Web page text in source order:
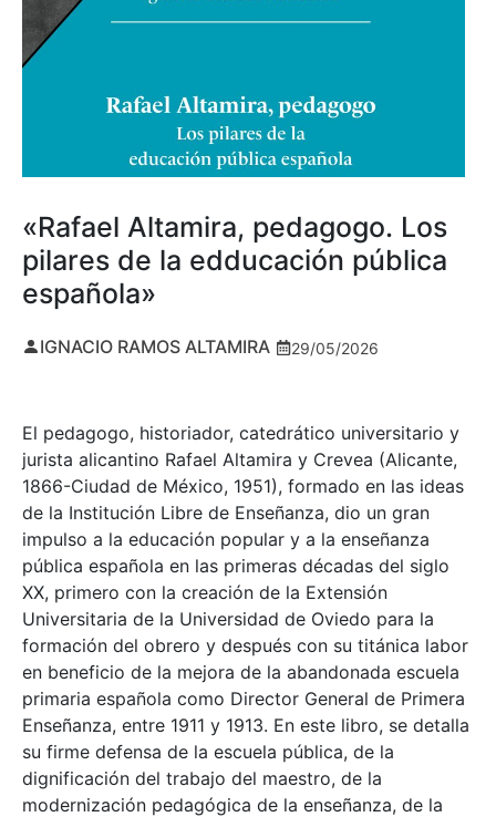
«Rafael Altamira, pedagogo. Los
pilares de la edducación pública
española»
IGNACIO RAMOS ALTAMIRA 29/05/2026
El pedagogo, historiador, catedrático universitario y
jurista alicantino Rafael Altamira y Crevea (Alicante,
1866-Ciudad de México, 1951), formado en las ideas
de la Institución Libre de Enseñanza, dio un gran
impulso a la educación popular y a la enseñanza
pública española en las primeras décadas del siglo
XX, primero con la creación de la Extensión
Universitaria de la Universidad de Oviedo para la
formación del obrero y después con su titánica labor
en beneficio de la mejora de la abandonada escuela
primaria española como Director General de Primera
Enseñanza, entre 1911 y 1913. En este libro, se detalla
su firme defensa de la escuela pública, de la
dignificación del trabajo del maestro, de la
modernización pedagógica de la enseñanza, de la